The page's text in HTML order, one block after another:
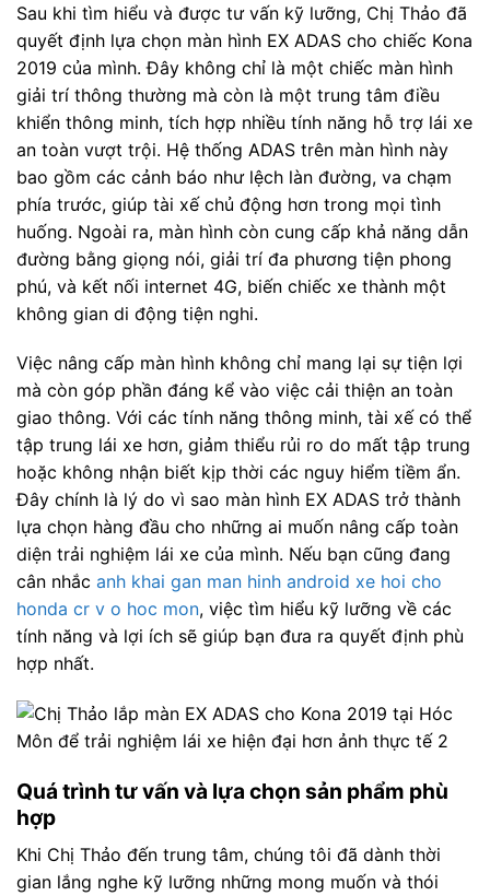
Sau khi tìm hiểu và được tư vấn kỹ lưỡng, Chị Thảo đã
quyết định lựa chọn màn hình EX ADAS cho chiếc Kona
2019 của mình. Đây không chỉ là một chiếc màn hình
giải trí thông thường mà còn là một trung tâm điều
khiển thông minh, tích hợp nhiều tính năng hỗ trợ lái xe
an toàn vượt trội. Hệ thống ADAS trên màn hình này
bao gồm các cảnh báo như lệch làn đường, va chạm
phía trước, giúp tài xế chủ động hơn trong mọi tình
huống. Ngoài ra, màn hình còn cung cấp khả năng dẫn
đường bằng giọng nói, giải trí đa phương tiện phong
phú, và kết nối internet 4G, biến chiếc xe thành một
không gian di động tiện nghi.
Việc nâng cấp màn hình không chỉ mang lại sự tiện lợi
mà còn góp phần đáng kể vào việc cải thiện an toàn
giao thông. Với các tính năng thông minh, tài xế có thể
tập trung lái xe hơn, giảm thiểu rủi ro do mất tập trung
hoặc không nhận biết kịp thời các nguy hiểm tiềm ẩn.
Đây chính là lý do vì sao màn hình EX ADAS trở thành
lựa chọn hàng đầu cho những ai muốn nâng cấp toàn
diện trải nghiệm lái xe của mình. Nếu bạn cũng đang
cân nhắc anh khai gan man hinh android xe hoi cho
honda cr v o hoc mon, việc tìm hiểu kỹ lưỡng về các
tính năng và lợi ích sẽ giúp bạn đưa ra quyết định phù
hợp nhất.
Quá trình tư vấn và lựa chọn sản phẩm phù
hợp
Khi Chị Thảo đến trung tâm, chúng tôi đã dành thời
gian lắng nghe kỹ lưỡng những mong muốn và thói